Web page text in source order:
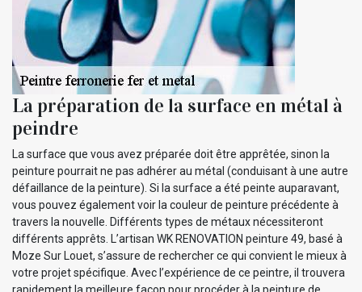
La préparation de la surface en métal à
peindre
La surface que vous avez préparée doit être apprêtée, sinon la
peinture pourrait ne pas adhérer au métal (conduisant à une autre
défaillance de la peinture). Si la surface a été peinte auparavant,
vous pouvez également voir la couleur de peinture précédente à
travers la nouvelle. Différents types de métaux nécessiteront
différents apprêts. L’artisan WK RENOVATION peinture 49, basé à
Moze Sur Louet, s’assure de rechercher ce qui convient le mieux à
votre projet spécifique. Avec l’expérience de ce peintre, il trouvera